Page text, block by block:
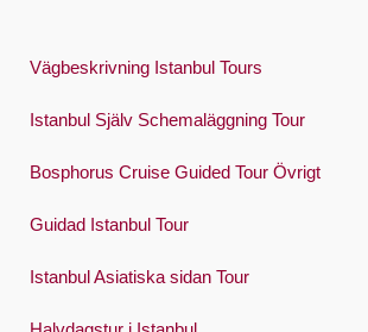
Vägbeskrivning Istanbul Tours
Istanbul Själv Schemaläggning Tour
Bosphorus Cruise Guided Tour Övrigt
Guidad Istanbul Tour
Istanbul Asiatiska sidan Tour